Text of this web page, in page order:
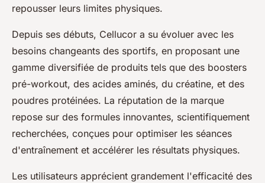
repousser leurs limites physiques.
Depuis ses débuts, Cellucor a su évoluer avec les
besoins changeants des sportifs, en proposant une
gamme diversifiée de produits tels que des boosters
pré-workout, des acides aminés, du créatine, et des
poudres protéinées. La réputation de la marque
repose sur des formules innovantes, scientifiquement
recherchées, conçues pour optimiser les séances
d'entraînement et accélérer les résultats physiques.
Les utilisateurs apprécient grandement l'efficacité des